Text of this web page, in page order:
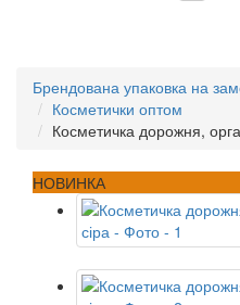
Брендована упаковка на
Косметички оптом
Косметичка дорожня,
НОВИНКА